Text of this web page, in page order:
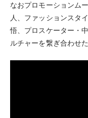
なおプロモーションム
人、ファッションスタ
悟、プロスケーター・
ルチャーを繋ぎ合わせ